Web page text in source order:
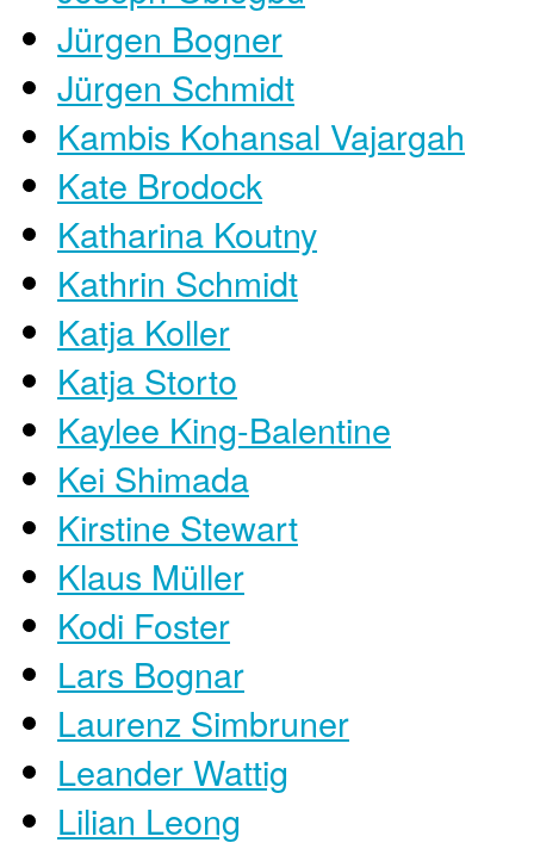
Jürgen Bogner
Jürgen Schmidt
Kambis Kohansal Vajargah
Kate Brodock
Katharina Koutny
Kathrin Schmidt
Katja Koller
Katja Storto
Kaylee King-Balentine
Kei Shimada
Kirstine Stewart
Klaus Müller
Kodi Foster
Lars Bognar
Laurenz Simbruner
Leander Wattig
Lilian Leong